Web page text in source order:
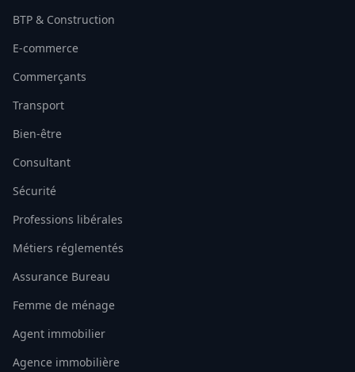
BTP & Construction
E-commerce
Commerçants
Transport
Bien-être
Consultant
Sécurité
Professions libérales
Métiers réglementés
Assurance Bureau
Femme de ménage
Agent immobilier
Agence immobilière